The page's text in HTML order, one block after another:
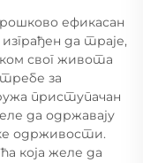
ефикасан
да траје,
свог живота
за
приступачан
да одржавају
одрживости.
која желе да